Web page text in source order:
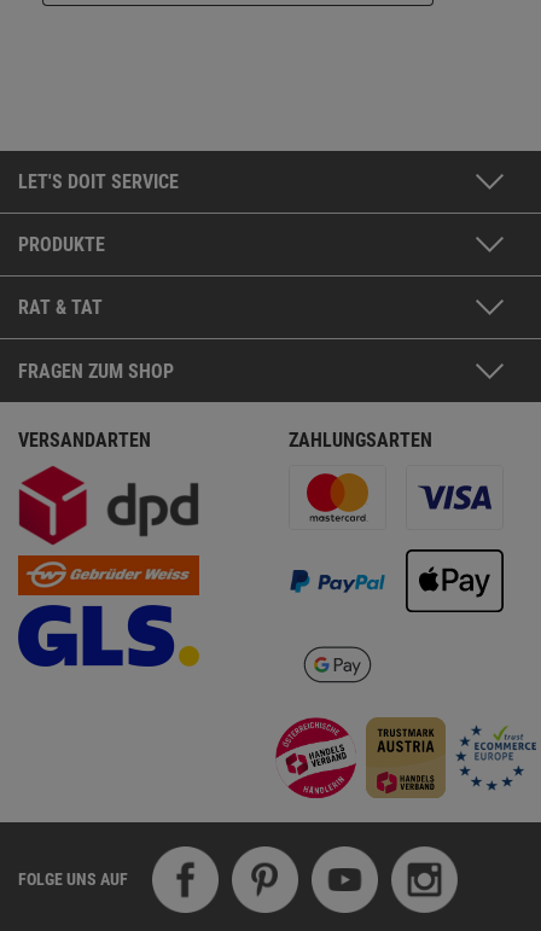
LET'S DOIT SERVICE
PRODUKTE
RAT & TAT
FRAGEN ZUM SHOP
VERSANDARTEN ZAHLUNGSARTEN
FOLGE UNS AUF